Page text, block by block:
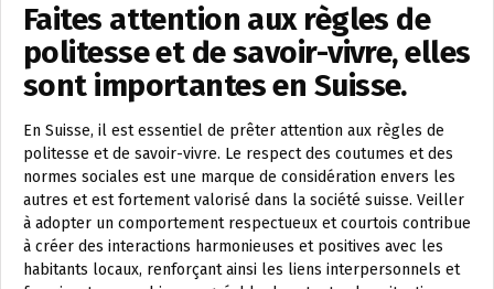
Faites attention aux règles de
politesse et de savoir-vivre, elles
sont importantes en Suisse.
En Suisse, il est essentiel de prêter attention aux règles de
politesse et de savoir-vivre. Le respect des coutumes et des
normes sociales est une marque de considération envers les
autres et est fortement valorisé dans la société suisse. Veiller
à adopter un comportement respectueux et courtois contribue
à créer des interactions harmonieuses et positives avec les
habitants locaux, renforçant ainsi les liens interpersonnels et